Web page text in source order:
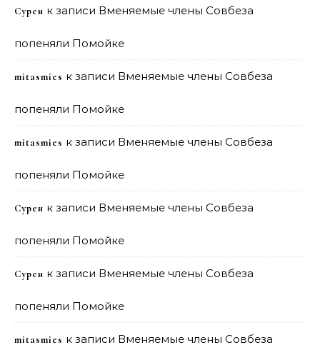
Сурен к записи Вменяемые члены Совбеза
попеняли Помойке
mitasmies к записи Вменяемые члены Совбеза
попеняли Помойке
mitasmies к записи Вменяемые члены Совбеза
попеняли Помойке
Сурен к записи Вменяемые члены Совбеза
попеняли Помойке
Сурен к записи Вменяемые члены Совбеза
попеняли Помойке
mitasmies к записи Вменяемые члены Совбеза